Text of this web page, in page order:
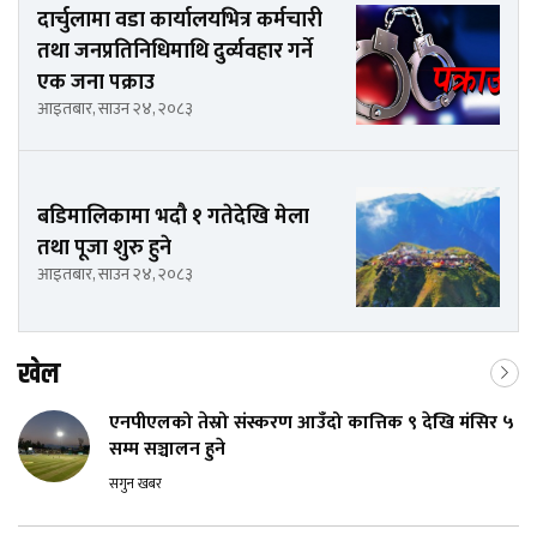
दार्चुलामा वडा कार्यालयभित्र कर्मचारी
तथा जनप्रतिनिधिमाथि दुर्व्यवहार गर्ने
एक जना पक्राउ
आइतबार, साउन २४, २०८३
बडिमालिकामा भदौ १ गतेदेखि मेला
तथा पूजा शुरु हुने
आइतबार, साउन २४, २०८३
खेल
एनपीएलको तेस्रो संस्करण आउँदो कात्तिक ९ देखि मंसिर ५
सम्म सञ्चालन हुने
सगुन खबर